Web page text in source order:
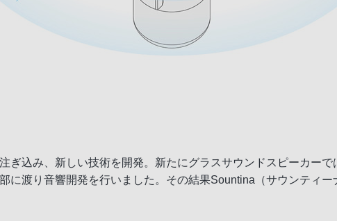
ぎ込み、新しい技術を開発。新たにグラスサウンドスピーカー
に渡り音響開発を行いました。その結果Sountina（サウンティ